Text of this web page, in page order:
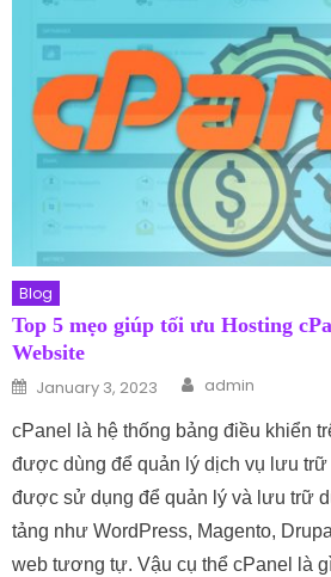
Blog
Top 5 mẹo giúp tối ưu Hosting
Website
Posted on
January 3, 2023 Author
admin
cPanel là hệ thống bảng điều khiển
được dùng để quản lý dịch vụ lưu
được sử dụng để quản lý và lưu trữ
tảng như WordPress, Magento,
web tương tự. Vậu cụ thể cPanel là